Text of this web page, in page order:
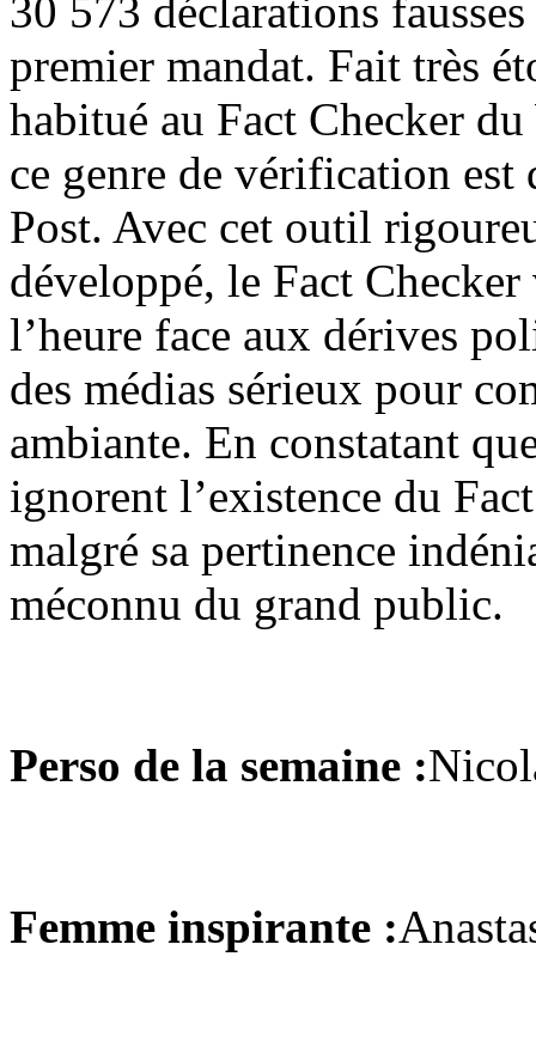
30 573 déclarations
premier mandat. Fait très
habitué au Fact Checker
ce genre de vérification
Post. Avec cet outil
développé, le Fact
l’heure face aux dérives
des médias sérieux pour
ambiante. En constatant
ignorent l’existence du
malgré sa pertinence
méconnu du grand public.
Perso de la semaine :
Femme inspirante :